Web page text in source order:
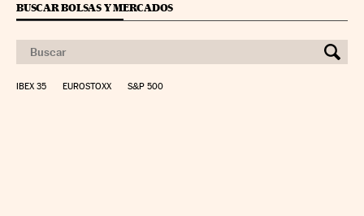
BUSCAR BOLSAS Y MERCADOS
IBEX 35 EUROSTOXX S&P 500